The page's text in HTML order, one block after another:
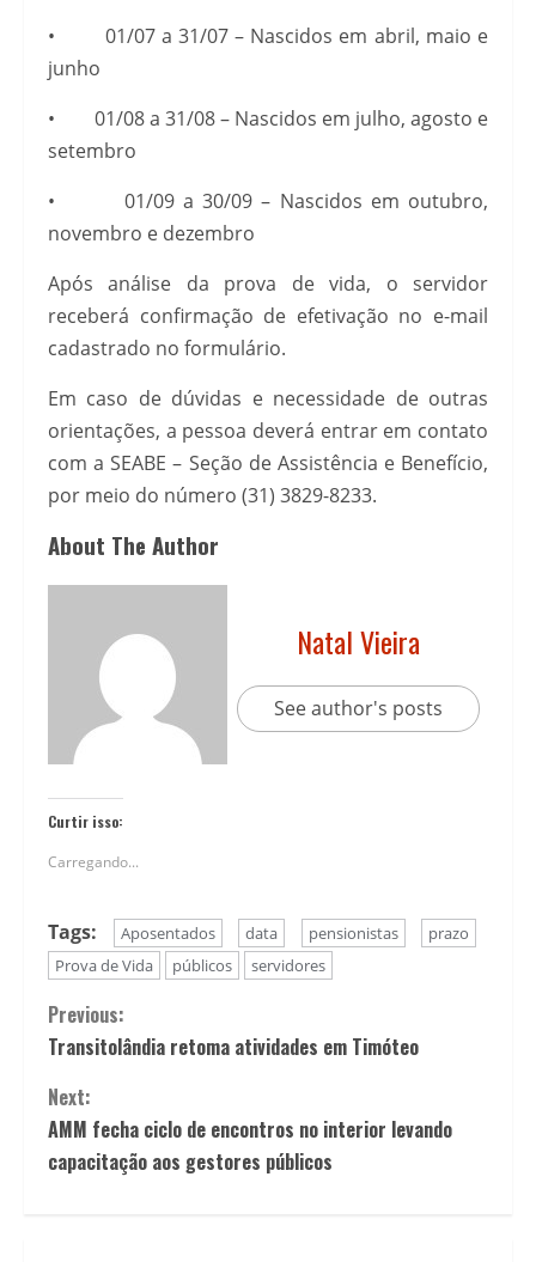
• 01/07 a 31/07 – Nascidos em abril, maio e
junho
• 01/08 a 31/08 – Nascidos em julho, agosto e
setembro
• 01/09 a 30/09 – Nascidos em outubro,
novembro e dezembro
Após análise da prova de vida, o servidor
receberá confirmação de efetivação no e-mail
cadastrado no formulário.
Em caso de dúvidas e necessidade de outras
orientações, a pessoa deverá entrar em contato
com a SEABE – Seção de Assistência e Benefício,
por meio do número (31) 3829-8233.
About The Author
Natal Vieira
See author's posts
Curtir isso:
Carregando...
Tags: Aposentados data pensionistas
prazo
Prova de Vida
públicos servidores
Continue
Reading
Previous:
Transitolândia retoma atividades em Timóteo
Next:
AMM fecha ciclo de encontros no interior levando
capacitação aos gestores públicos